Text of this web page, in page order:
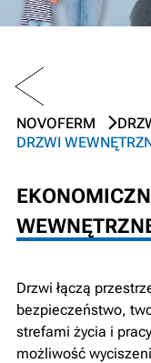
PREV
NOVOFERM
DRZWI
Drzwi łączą
bezpieczeństwo,
strefami życia i
możliwość